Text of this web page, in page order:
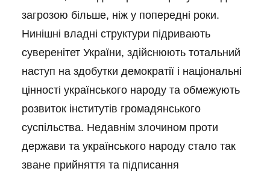
загрозою більше, ніж у попередні роки.
Нинішні владні структури підривають
суверенітет України, здійснюють тотальний
наступ на здобутки демократії і національні
цінності українського народу та обмежують
розвиток інститутів громадянського
суспільства. Недавнім злочином проти
держави та українського народу стало так
зване прийняття та підписання